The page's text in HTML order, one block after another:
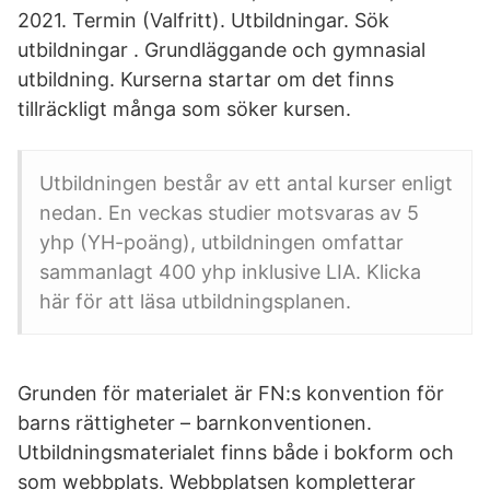
2021. Termin (Valfritt). Utbildningar. Sök
utbildningar . Grundläggande och gymnasial
utbildning. Kurserna startar om det finns
tillräckligt många som söker kursen.
Utbildningen består av ett antal kurser enligt
nedan. En veckas studier motsvaras av 5
yhp (YH-poäng), utbildningen omfattar
sammanlagt 400 yhp inklusive LIA. Klicka
här för att läsa utbildningsplanen.
Grunden för materialet är FN:s konvention för
barns rättigheter – barnkonventionen.
Utbildningsmaterialet finns både i bokform och
som webbplats. Webbplatsen kompletterar